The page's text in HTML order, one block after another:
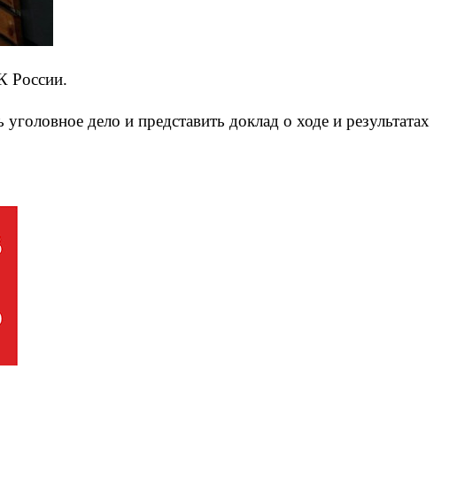
России.
дело и представить доклад о ходе и результатах